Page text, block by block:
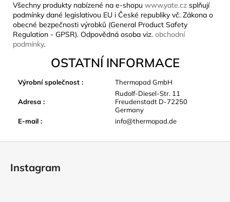
Všechny produkty nabízené na e-shopu www.yate.cz splňují
podmínky dané legislativou EU i České republiky vč. Zákona o
obecné bezpečnosti výrobků (General Product Safety
Regulation - GPSR). Odpovědná osoba viz. obchodní
podmínky.
OSTATNÍ INFORMACE
Výrobní společnost : Thermopad GmbH
Adresa :
Rudolf-Diesel-Str. 11
Freudenstadt D-72250
Germany
E-mail : info@thermopad.de
Instagram